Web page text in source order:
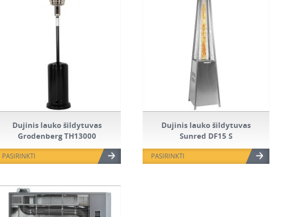
Dujinis lauko šildytuvas
Grodenberg TH13000
PASIRINKTI
Dujinis lauko šildytuvas
Sunred DF15 S
PASIRINKTI